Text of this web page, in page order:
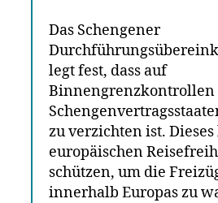
Das Schengener
legt fest, dass auf
zu verzichten ist.
europäischen
schützen, um die
innerhalb Europas zu